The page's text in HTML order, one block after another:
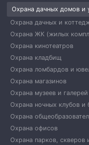
Охрана дачных домов и
Охрана дачных и
Охрана ЖК (жилых
Охрана кинотеатров
Охрана кладбищ
Охрана ломбардов и
Охрана магазинов
Охрана музеев и галерей
Охрана ночных клубов и
Охрана
Охрана офисов
Охрана парков,